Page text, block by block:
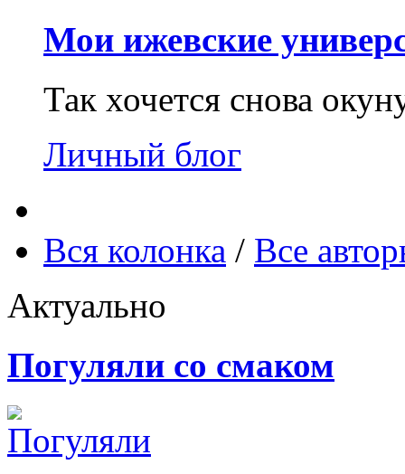
Мои ижевские
Так хочется снова
Личный блог
Вся колонка / Все
Актуально
Погуляли со смаком